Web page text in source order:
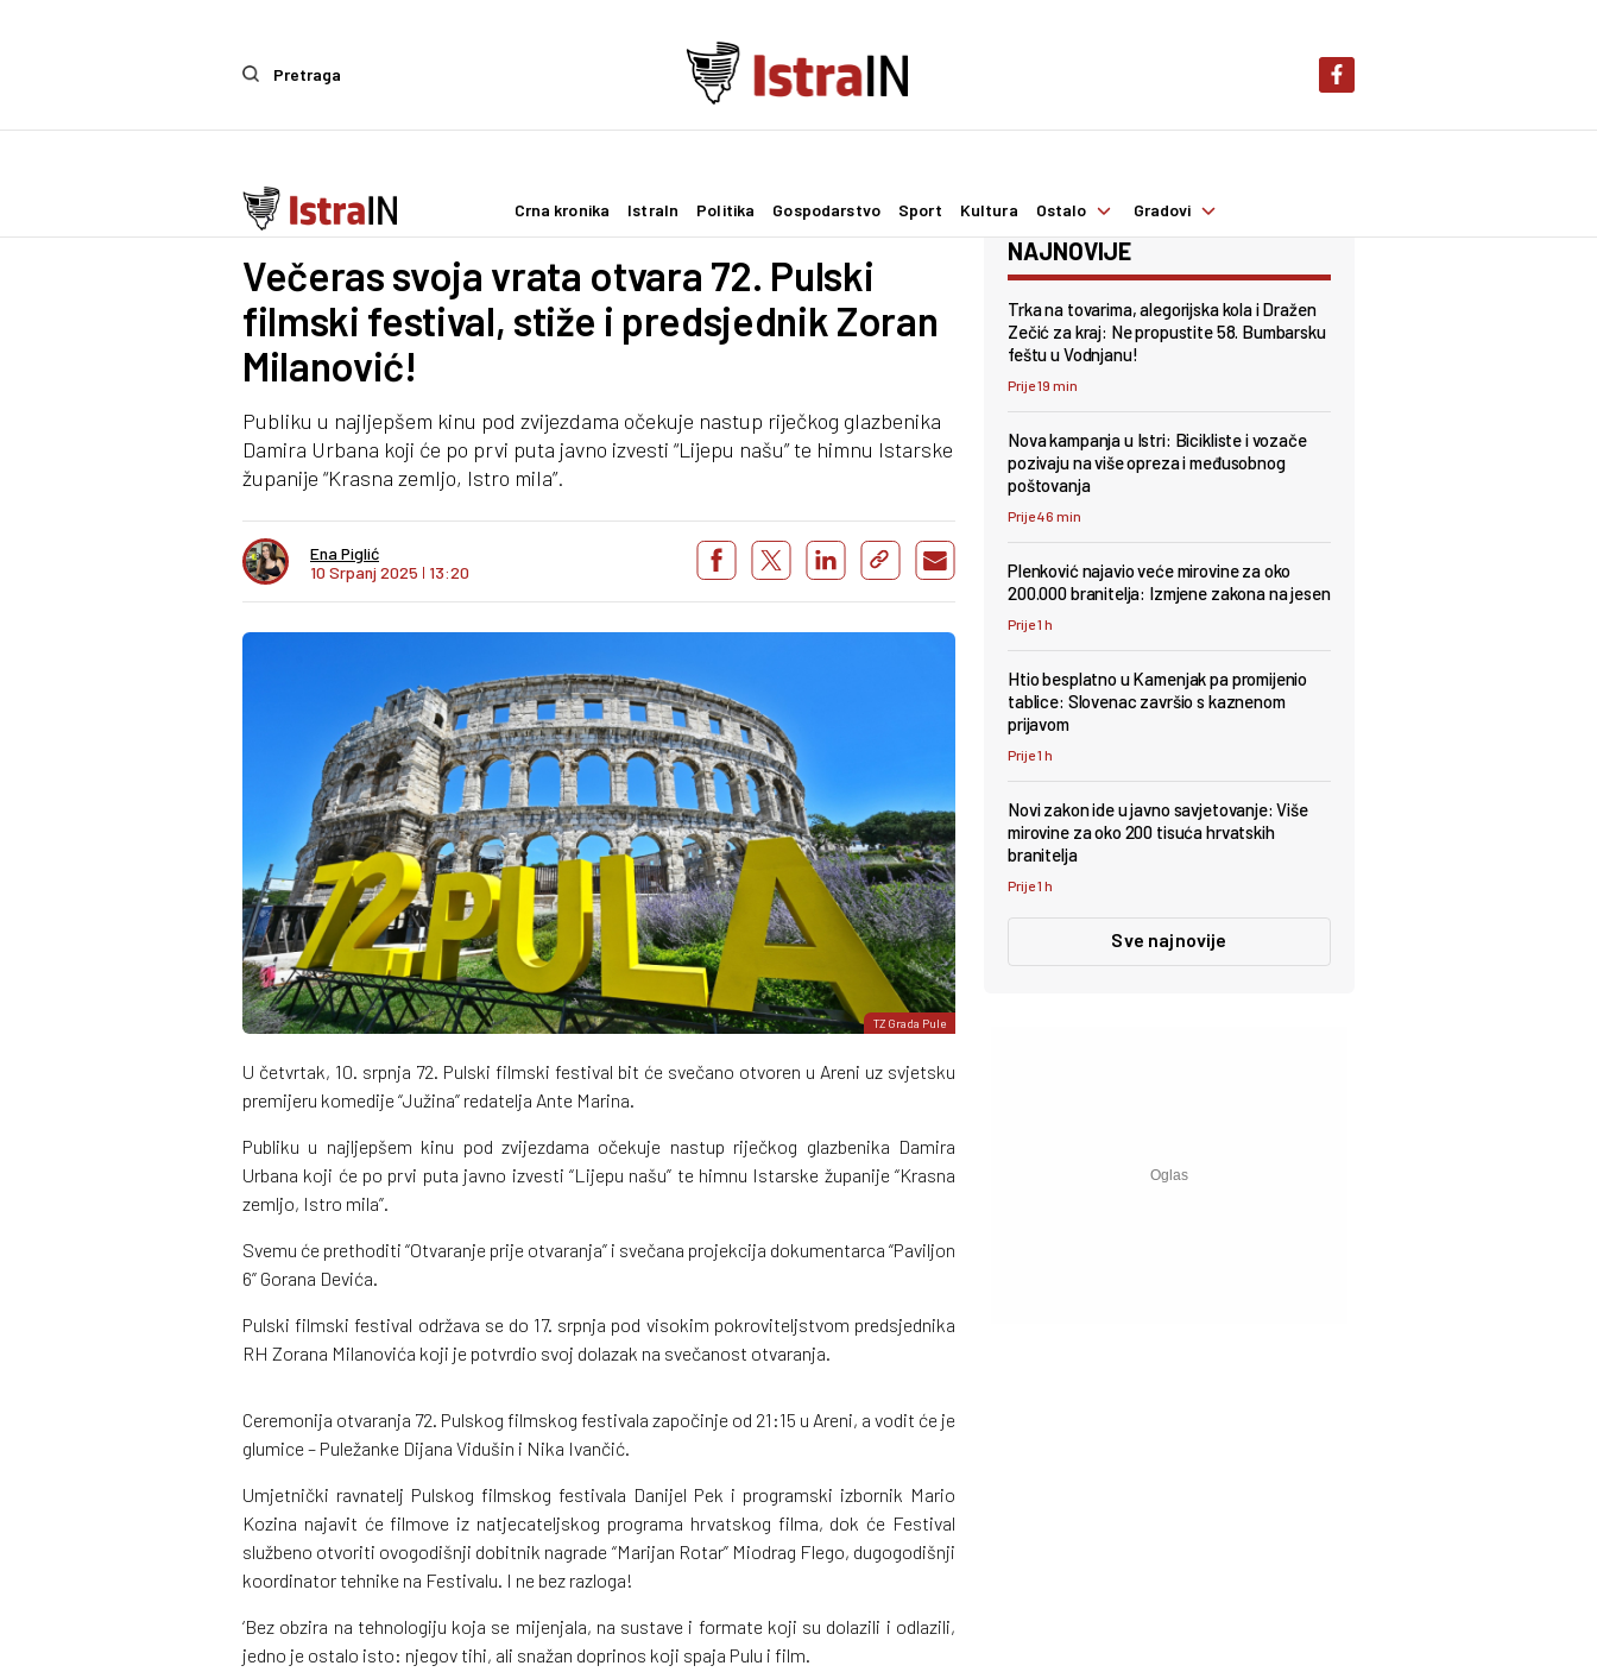
Pretraga
Crna kronika IstraIn Politika Gospodarstvo Sport Kultura Ostalo Gradovi
IstraIn
Večeras svoja vrata otvara 72. Pulski
filmski festival, stiže i predsjednik Zoran
Milanović!
Publiku u najljepšem kinu pod zvijezdama očekuje nastup riječkog glazbenika
Damira Urbana koji će po prvi puta javno izvesti “Lijepu našu” te himnu Istarske
županije “Krasna zemljo, Istro mila”.
Ena Piglić
10 Srpanj 2025 I 13:20
TZ Grada Pule
U četvrtak, 10. srpnja 72. Pulski filmski festival bit će svečano otvoren u Areni uz svjetsku
premijeru komedije “Južina” redatelja Ante Marina.
Publiku u najljepšem kinu pod zvijezdama očekuje nastup riječkog glazbenika Damira
Urbana koji će po prvi puta javno izvesti “Lijepu našu” te himnu Istarske županije “Krasna
zemljo, Istro mila”.
Svemu će prethoditi “Otvaranje prije otvaranja” i svečana projekcija dokumentarca “Paviljon
6” Gorana Devića.
Pulski filmski festival održava se do 17. srpnja pod visokim pokroviteljstvom predsjednika
RH Zorana Milanovića koji je potvrdio svoj dolazak na svečanost otvaranja.
Ceremonija otvaranja 72. Pulskog filmskog festivala započinje od 21:15 u Areni, a vodit će je
glumice – Puležanke Dijana Vidušin i Nika Ivančić.
Umjetnički ravnatelj Pulskog filmskog festivala Danijel Pek i programski izbornik Mario
Kozina najavit će filmove iz natjecateljskog programa hrvatskog filma, dok će Festival
službeno otvoriti ovogodišnji dobitnik nagrade “Marijan Rotar” Miodrag Flego, dugogodišnji
koordinator tehnike na Festivalu. I ne bez razloga!
‘Bez obzira na tehnologiju koja se mijenjala, na sustave i formate koji su dolazili i odlazili,
jedno je ostalo isto: njegov tihi, ali snažan doprinos koji spaja Pulu i film.
NAJNOVIJE
Trka na tovarima, alegorijska kola i Dražen
Zečić za kraj: Ne propustite 58. Bumbarsku
feštu u Vodnjanu!
Prije 19 min
Nova kampanja u Istri: Bicikliste i vozače
pozivaju na više opreza i međusobnog
poštovanja
Prije 46 min
Plenković najavio veće mirovine za oko
200.000 branitelja: Izmjene zakona na jesen
Prije 1 h
Htio besplatno u Kamenjak pa promijenio
tablice: Slovenac završio s kaznenom
prijavom
Prije 1 h
Novi zakon ide u javno savjetovanje: Više
mirovine za oko 200 tisuća hrvatskih
branitelja
Prije 1 h
Sve najnovije